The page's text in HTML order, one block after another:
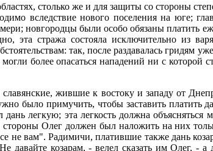
столько же и для защиты со стороны
вследствие нового поселения на юге;
новгородцы были особо обязаны платить
стража состояла исключительно из
так, после раздавалась гридям
более опасаться нападений ни с которой
жившие к востоку и западу от
было примучить, чтобы заставить платить
легкую; эта легкость должна объясняться
стороны Олег должен был наложить на них
не вам". Радимичи, платившие также дань
давайте козарам, - велел сказать им Олег, -